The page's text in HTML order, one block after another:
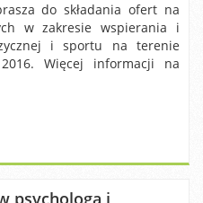
do składania ofert na
w zakresie wspierania i
i sportu na terenie
Więcej informacji na
psychologa i